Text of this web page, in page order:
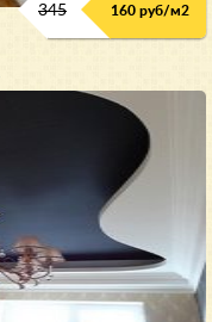
345 160 руб/м2